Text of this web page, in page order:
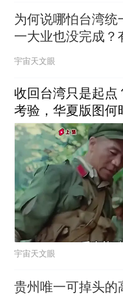
为何说哪怕台湾统
一大业也没完成？
块故土漂泊在外？
宇宙天文眼
收回台湾只是起点
考验，华夏版图何
宇宙天文眼
贵州唯一可掉头的